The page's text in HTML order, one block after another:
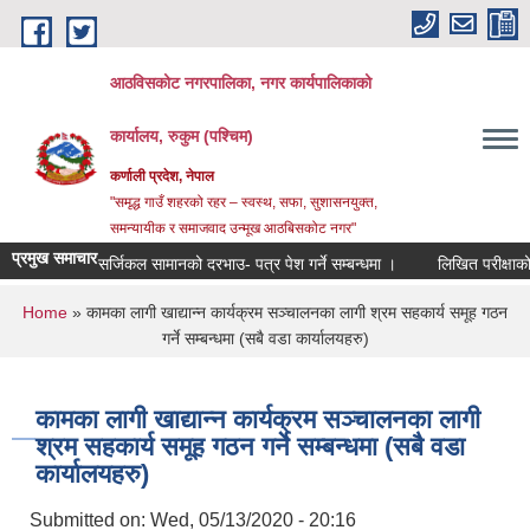
Skip to main content
आठविसकोट नगरपालिका, नगर कार्यपालिकाको
कार्यालय, रुकुम (पश्चिम)
कर्णाली प्रदेश, नेपाल
"समृद्ध गाउँ शहरको रहर – स्वस्थ, सफा, सुशासनयुक्त,
समन्यायीक र समाजवाद उन्मूख आठबिसकोट नगर"
प्रमुख समाचारसर्जिकल सामानको दरभाउ- पत्र पेश गर्ने सम्बन्धमा । लिखित परीक्षाको
You are here
Home » कामका लागी खाद्यान्न कार्यक्रम सञ्चालनका लागी श्रम सहकार्य समूह गठन
गर्ने सम्बन्धमा (सबै वडा कार्यालयहरु)
कामका लागी खाद्यान्न कार्यक्रम सञ्चालनका लागी
श्रम सहकार्य समूह गठन गर्ने सम्बन्धमा (सबै वडा
कार्यालयहरु)
Submitted on: Wed, 05/13/2020 - 20:16